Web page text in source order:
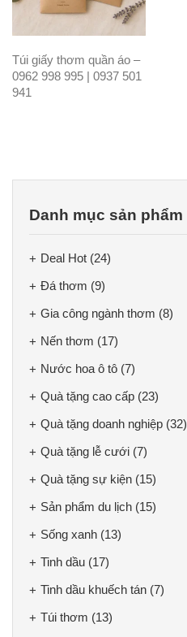
Túi giấy thơm quần áo –
0962 998 995 | 0937 501
941
Danh mục sản phẩm
Deal Hot (24)
Đá thơm (9)
Gia công ngành thơm (8)
Nến thơm (17)
Nước hoa ô tô (7)
Quà tặng cao cấp (23)
Quà tặng doanh nghiệp (32)
Quà tặng lễ cưới (7)
Quà tặng sự kiện (15)
Sản phẩm du lịch (15)
Sống xanh (13)
Tinh dầu (17)
Tinh dầu khuếch tán (7)
Túi thơm (13)